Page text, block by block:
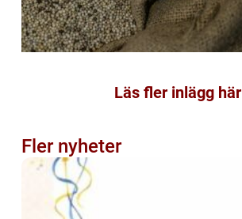
Läs fler inlägg här
Fler nyheter